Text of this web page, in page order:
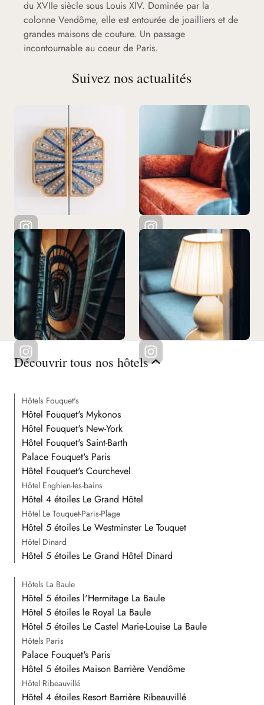
du XVIIe siècle sous Louis XIV. Dominée par la
colonne Vendôme, elle est entourée de joailliers et de
grandes maisons de couture. Un passage
incontournable au coeur de Paris.
Suivez nos actualités
Découvrir tous nos hôtels
Hôtels Fouquet's
Hôtel Fouquet's Mykonos
Hôtel Fouquet's New-York
Hôtel Fouquet's Saint-Barth
Palace Fouquet's Paris
Hôtel Fouquet's Courchevel
Hôtel Enghien-les-bains
Hôtel 4 étoiles Le Grand Hôtel
Hôtel Le Touquet-Paris-Plage
Hôtel 5 étoiles Le Westminster Le Touquet
Hôtel Dinard
Hôtel 5 étoiles Le Grand Hôtel Dinard
Hôtels La Baule
Hôtel 5 étoiles l'Hermitage La Baule
Hôtel 5 étoiles le Royal La Baule
Hôtel 5 étoiles Le Castel Marie-Louise La Baule
Hôtels Paris
Palace Fouquet's Paris
Hôtel 5 étoiles Maison Barrière Vendôme
Hôtel Ribeauvillé
Hôtel 4 étoiles Resort Barrière Ribeauvillé